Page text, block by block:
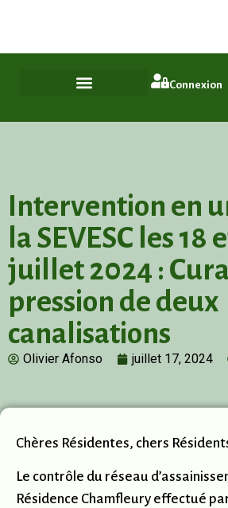
Connexion
Intervention en
la SEVESC les 18
juillet 2024 :
pression de deux
canalisations
Olivier Afonso juillet 17, 2024
Chères Résidentes, chers
Le contrôle du réseau
Résidence Chamfleury effectué par